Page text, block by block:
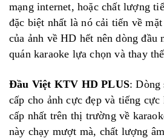
mạng internet, hoặc chất lượng
đặc biệt nhất là nó cải tiến về
của ảnh về HD hết nên dòng đầu
quán karaoke lựa chọn và thay
Đầu Việt KTV HD PLUS: Dòng
cấp cho ảnh cực đẹp và tiếng cực
cấp nhất trên thị trường về
này chạy mượt mà, chất lượng